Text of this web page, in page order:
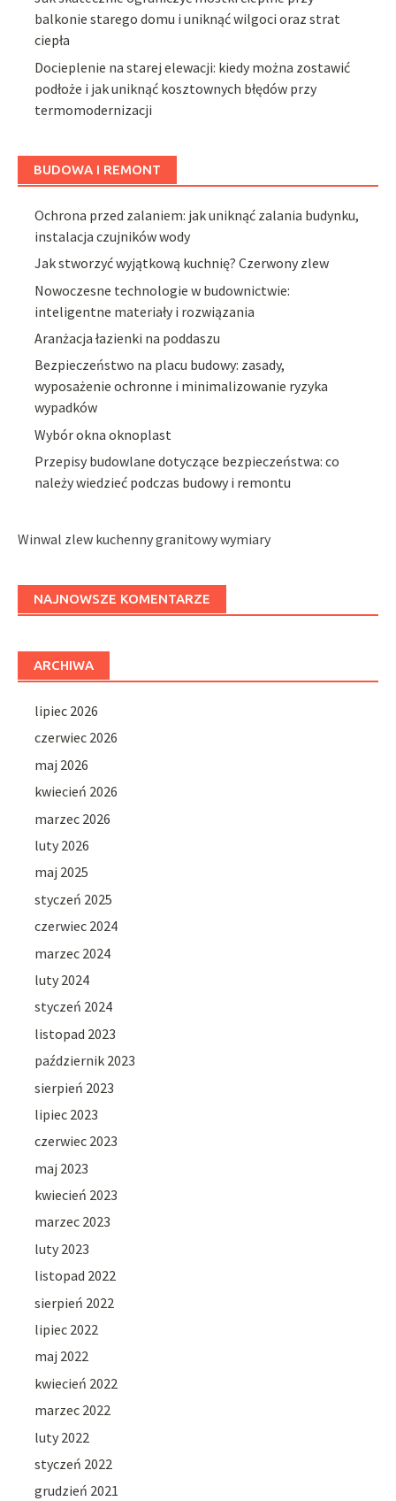
balkonie starego domu i uniknąć wilgoci oraz strat
ciepła
Docieplenie na starej elewacji: kiedy można zostawić
podłoże i jak uniknąć kosztownych błędów przy
termomodernizacji
BUDOWA I REMONT
Ochrona przed zalaniem: jak uniknąć zalania budynku,
instalacja czujników wody
Jak stworzyć wyjątkową kuchnię? Czerwony zlew
Nowoczesne technologie w budownictwie:
inteligentne materiały i rozwiązania
Aranżacja łazienki na poddaszu
Bezpieczeństwo na placu budowy: zasady,
wyposażenie ochronne i minimalizowanie ryzyka
wypadków
Wybór okna oknoplast
Przepisy budowlane dotyczące bezpieczeństwa: co
należy wiedzieć podczas budowy i remontu
Winwal zlew kuchenny granitowy wymiary
NAJNOWSZE KOMENTARZE
ARCHIWA
lipiec 2026
czerwiec 2026
maj 2026
kwiecień 2026
marzec 2026
luty 2026
maj 2025
styczeń 2025
czerwiec 2024
marzec 2024
luty 2024
styczeń 2024
listopad 2023
październik 2023
sierpień 2023
lipiec 2023
czerwiec 2023
maj 2023
kwiecień 2023
marzec 2023
luty 2023
listopad 2022
sierpień 2022
lipiec 2022
maj 2022
kwiecień 2022
marzec 2022
luty 2022
styczeń 2022
grudzień 2021